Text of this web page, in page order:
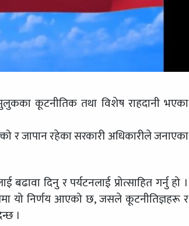
कूटनीतिक तथा विशेष राहदानी भएका
र जापान रहेका सरकारी अधिकारीले जनाएका
दिनु र पर्यटनलाई प्रोत्साहित गर्नु हो ।
यो निर्णय आएको छ, जसले कूटनीतिज्ञहरू र
।